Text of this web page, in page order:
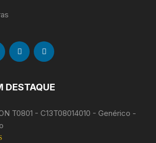
DESTAQUE
T0801 - C13T08014010 - Genérico -